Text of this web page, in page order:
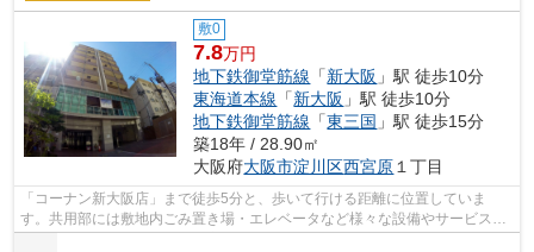
敷0
7.8万円
地下鉄御堂筋線 「新大阪 」駅 徒歩10分
東海道本線 「新大阪 」駅 徒歩10分
地下鉄御堂筋線 「東三国 」駅 徒歩15分
築18年 / 28.90㎡
大阪府大阪市淀川区西宮原１丁目
「コーナン新大阪店」まで徒歩5分と、歩いて行ける距離に位置していま
す。共用部には敷地内ごみ置き場・エレベータなど様々な設備やサービスが